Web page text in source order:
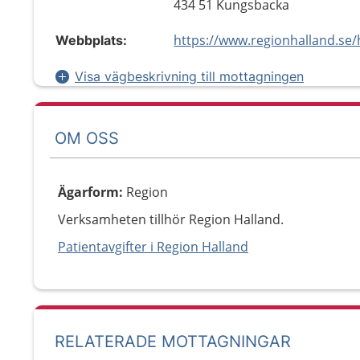
434 51 Kungsbacka
Webbplats:
Visa vägbeskrivning till mottagningen
OM OSS
Ägarform: Region
Verksamheten tillhör Region Halland.
Patientavgifter i Region Halland
RELATERADE MOTTAGNINGAR